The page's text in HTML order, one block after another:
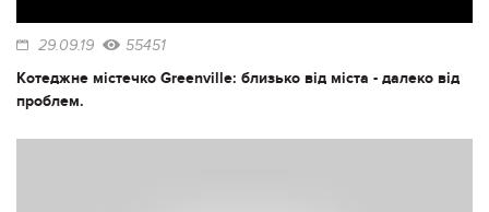
29.09.19 55451
Котеджне містечко Greenville: близько від міста - далеко від
проблем.